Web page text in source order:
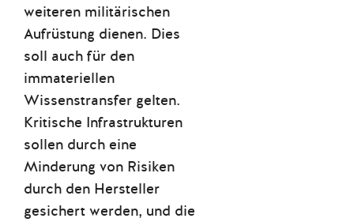
weiteren militärischen
Aufrüstung dienen. Dies
soll auch für den
immateriellen
Wissenstransfer gelten.
Kritische Infrastrukturen
sollen durch eine
Minderung von Risiken
durch den Hersteller
gesichert werden, und die